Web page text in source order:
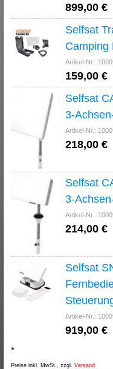
899,00 €
Selfsat
Camping
Artikel-Nr.:
159,00 €
Selfsat
3-
Artikel-Nr.:
218,00 €
Selfsat
3-
Artikel-Nr.:
214,00 €
Selfsat
Artikel-Nr.:
919,00 €
*
Preise inkl. MwSt., zzgl. Versand